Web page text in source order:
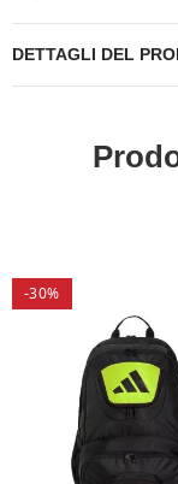
DETTAGLI DEL
-30%